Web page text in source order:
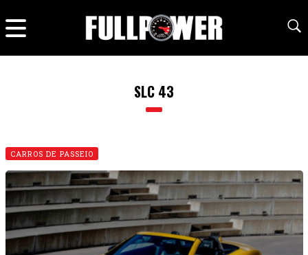
SLC 43
CARROS DE PASSEIO